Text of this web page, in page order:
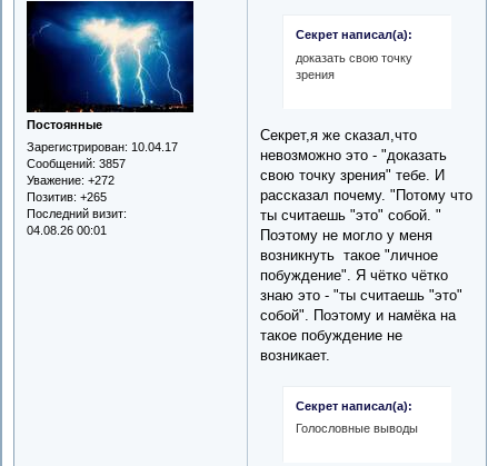
Постоянные
Зарегистрирован: 10.04.17
Сообщений: 3857
Уважение: +272
Позитив: +265
Последний визит:
04.08.26 00:01
Секрет написал(а):
доказать свою точку
зрения
Секрет,я же сказал,что
невозможно это - "доказать
свою точку зрения" тебе. И
рассказал почему. "Потому что
ты считаешь "это" собой. "
Поэтому не могло у меня
возникнуть такое "личное
побуждение". Я чётко чётко
знаю это - "ты считаешь "это"
собой". Поэтому и намёка на
такое побуждение не
возникает.
Секрет написал(а):
Голословные выводы